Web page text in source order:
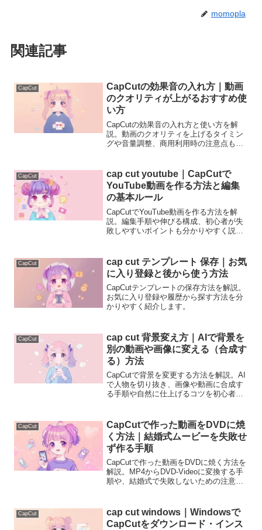
momopla
関連記事
CapCut
CapCutの効果音の入れ方｜動画
のクオリティが上がるおすすめ使
い方
CapCutの効果音の入れ方と使い方を解
説。動画のクオリティを上げるタイミン
グや音量調整、商用利用時の注意点も分
CapCut
cap cut youtube｜CapCutで
YouTube動画を作る方法と編集
の基本ルール
CapCutでYouTube動画を作る方法を解
説。編集手順や伸びる構成、初心者が失
敗しやすいポイントも分かりやすく説明
CapCut
cap cut テンプレート 保存｜お気
に入り登録と後から使う方法
CapCutテンプレートの保存方法を解説。
お気に入り登録や履歴から探す方法を分
かりやすく紹介します。
CapCut
cap cut 背景変え方｜AIで背景を
別の動画や画像に変える（合成す
る）方法
CapCutで背景を変更する方法を解説。AI
で人物を切り抜き、画像や動画に合成す
る手順や自然に仕上げるコツを初心者向
CapCut
CapCutで作った動画をDVDに焼
く方法｜結婚式ムービーを失敗せ
ず作る手順
CapCutで作った動画をDVDに焼く方法を
解説。MP4からDVD-Videoに変換する手
順や、結婚式で失敗しないための注意点
CapCut
cap cut windows｜Windowsで
CapCutをダウンロード・インス